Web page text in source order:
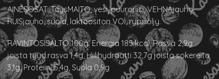
AINESOSAT: TäysMAITO, vesi, puuroriisi, VEHNÄjauho,
RUISjauho, suola, laktoositon VOI, rypsiöljy.
RAVINTOSISÄLTÖ 100g: Energia 185 kcal, Rasva 2,9g
joista tyyd.rasva 1,4g, Hiilihydraatti 32,7g joista sokereita
3,1g, Proteiini 5,4g, Suola 0,9g